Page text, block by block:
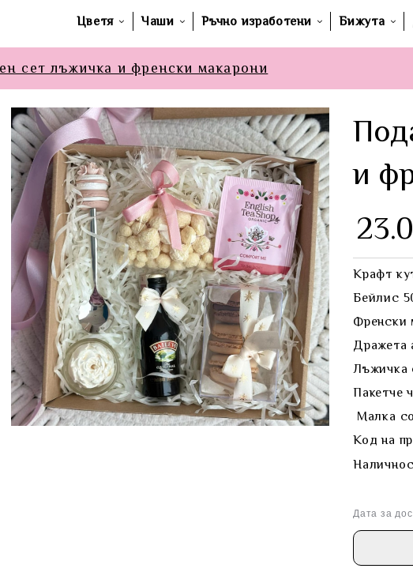
Цветя Чаши Ръчно изработени Бижута
сет лъжичка и френски макарони
и
Крафт
Бейлис
Френски
Дражета
Лъжичка
Пакетче
Малка
Код на
Дата за